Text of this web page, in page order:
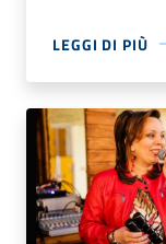
LEGGI DI PIÙ